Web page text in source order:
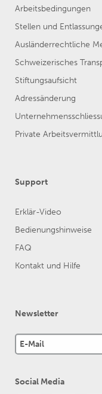
Arbeitsbedingungen
Stellen und
Ausländerrechtliche
Schweizerisches
Stiftungsaufsicht
Adressänderung
Private
Support
Erklär-Video
Bedienungshinweise
FAQ
Kontakt und Hilfe
Newsletter
Social Media